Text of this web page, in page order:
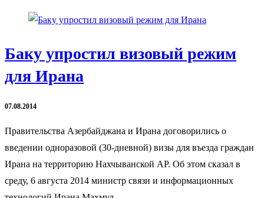
Баку упростил визовый режим
для Ирана
07.08.2014
Правительства Азербайджана и Ирана договорились о
введении одноразовой (30-дневной) визы для въезда граждан
Ирана на территорию Нахчыванской АР. Об этом сказал в
среду, 6 августа 2014 министр связи и информационных